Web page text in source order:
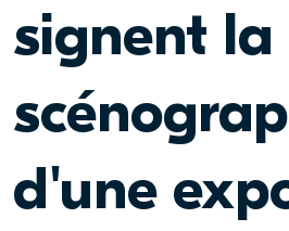
signent la
d'une